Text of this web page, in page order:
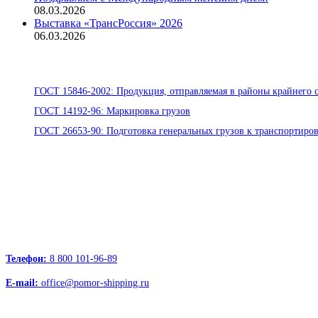
08.03.2026
Выставка «ТрансРоссия» 2026
06.03.2026
ГОСТ 15846-2002: Продукция, отправляемая в районы крайнего
ГОСТ 14192-96: Маркировка грузов
ГОСТ 26653-90: Подготовка генеральных грузов к
Телефон: 8 800 101-96-89
E-mail: office@pomor-shipping.ru